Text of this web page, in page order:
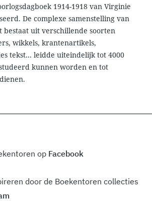
1914-1918 van Virginie
De complexe samenstelling van
bestaat uit verschillende soorten
wikkels, krantenartikels,
tekst... leidde uiteindelijk tot 4000
kunnen worden en tot
op Facebook
door de Boekentoren collecties